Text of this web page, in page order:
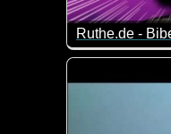
Ruthe.de -
Es ist der